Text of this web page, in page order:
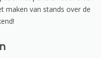
maken van stands over de